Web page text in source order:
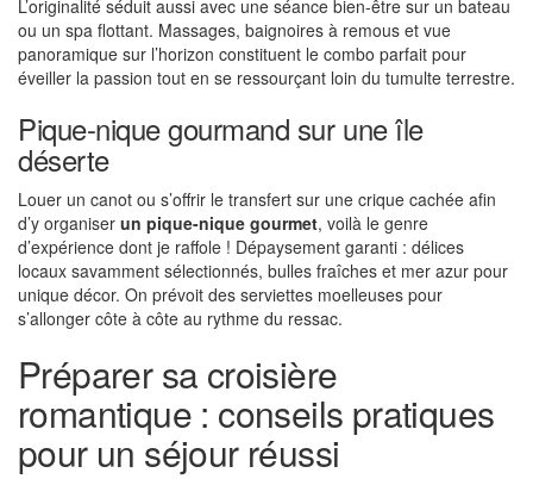
L’originalité séduit aussi avec une séance bien-être sur un bateau
ou un spa flottant. Massages, baignoires à remous et vue
panoramique sur l’horizon constituent le combo parfait pour
éveiller la passion tout en se ressourçant loin du tumulte terrestre.
Pique-nique gourmand sur une île
déserte
Louer un canot ou s’offrir le transfert sur une crique cachée afin
d’y organiser un pique-nique gourmet, voilà le genre
d’expérience dont je raffole ! Dépaysement garanti : délices
locaux savamment sélectionnés, bulles fraîches et mer azur pour
unique décor. On prévoit des serviettes moelleuses pour
s’allonger côte à côte au rythme du ressac.
Préparer sa croisière
romantique : conseils pratiques
pour un séjour réussi